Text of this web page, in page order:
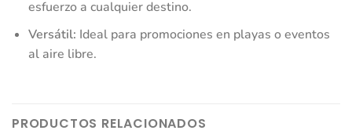
esfuerzo a cualquier destino.
Versátil: Ideal para promociones en playas o eventos
al aire libre.
PRODUCTOS RELACIONADOS